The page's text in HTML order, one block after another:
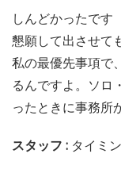
しんどかったです
懇願して出させて
私の最優先事項で
るんですよ。ソロ
ったときに事務所
スタッフ : タイミ